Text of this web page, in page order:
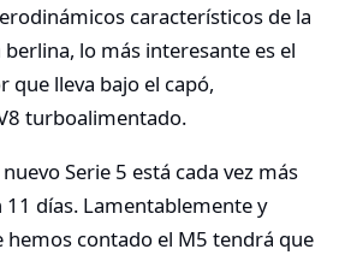
característicos de la
lo más interesante es el
lleva bajo el capó,
turboalimentado.
Serie 5 está cada vez más
11 días. Lamentablemente y
contado el M5 tendrá que